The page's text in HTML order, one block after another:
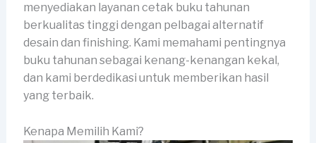
menyediakan layanan cetak buku tahunan
berkualitas tinggi dengan pelbagai alternatif
desain dan finishing. Kami memahami pentingnya
buku tahunan sebagai kenang-kenangan kekal,
dan kami berdedikasi untuk memberikan hasil
yang terbaik.
Kenapa Memilih Kami?